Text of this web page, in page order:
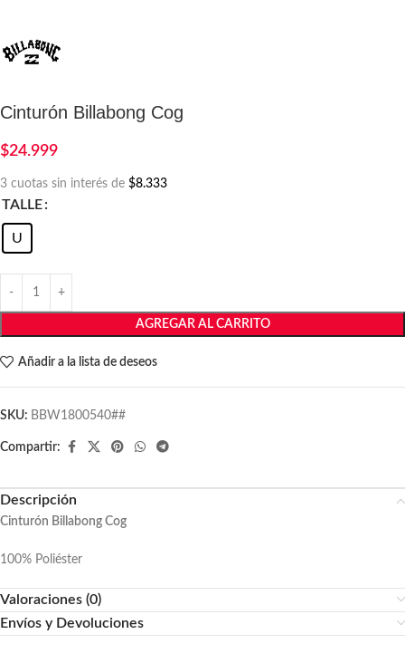
Cinturón Billabong Cog
$24.999
3 cuotas sin interés de $8.333
TALLE
U
AGREGAR AL CARRITO
Añadir a la lista de deseos
SKU: BBW1800540##
Compartir:
Descripción
Cinturón Billabong Cog
100% Poliéster
Valoraciones (0)
Envíos y Devoluciones